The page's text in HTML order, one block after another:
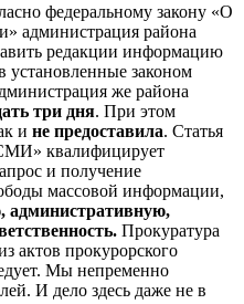
федеральному закону «О
администрация района
редакции информацию
установленные законом
же района
три дня. При этом
и не предоставила. Статья
квалифицирует
и получение
массовой информации,
административную,
Прокуратура
актов прокурорского
Мы непременно
И дело здесь даже не в